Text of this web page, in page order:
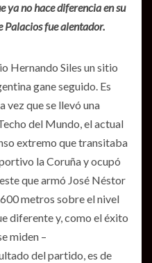
ya no hace diferencia en su
Palacios fue alentador.
Hernando Siles un sitio
gane seguido. Es
vez que se llevó una
del Mundo, el actual
extremo que transitaba
la Coruña y ocupó
que armó José Néstor
metros sobre el nivel
diferente y, como el éxito
miden –
del partido, es de